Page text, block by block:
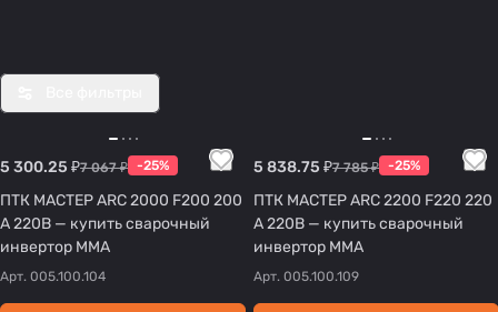
MMA
5 300.25 ₽7 067 ₽ -25%
ПТК МАСТЕР ARC 2000 F200 200
А 220В — купить сварочный
инвертор MMA
Арт. 005.100.104
5 838.75 ₽7 785 ₽ -25%
ПТК МАСТЕР ARC 2200 F220 220
А 220В — купить сварочный
инвертор MMA
Арт. 005.100.109